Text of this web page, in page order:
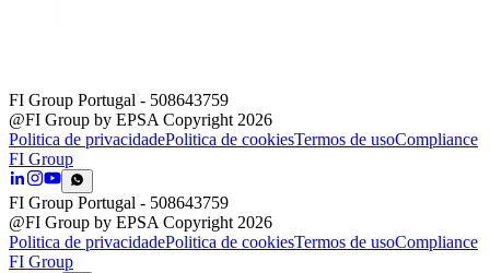
FI Group Portugal - 508643759
@FI Group by EPSA Copyright 2026
Politica de privacidadePolitica de cookiesTermos de usoCompliance
FI Group
FI Group Portugal - 508643759
@FI Group by EPSA Copyright 2026
Politica de privacidadePolitica de cookiesTermos de usoCompliance
FI Group